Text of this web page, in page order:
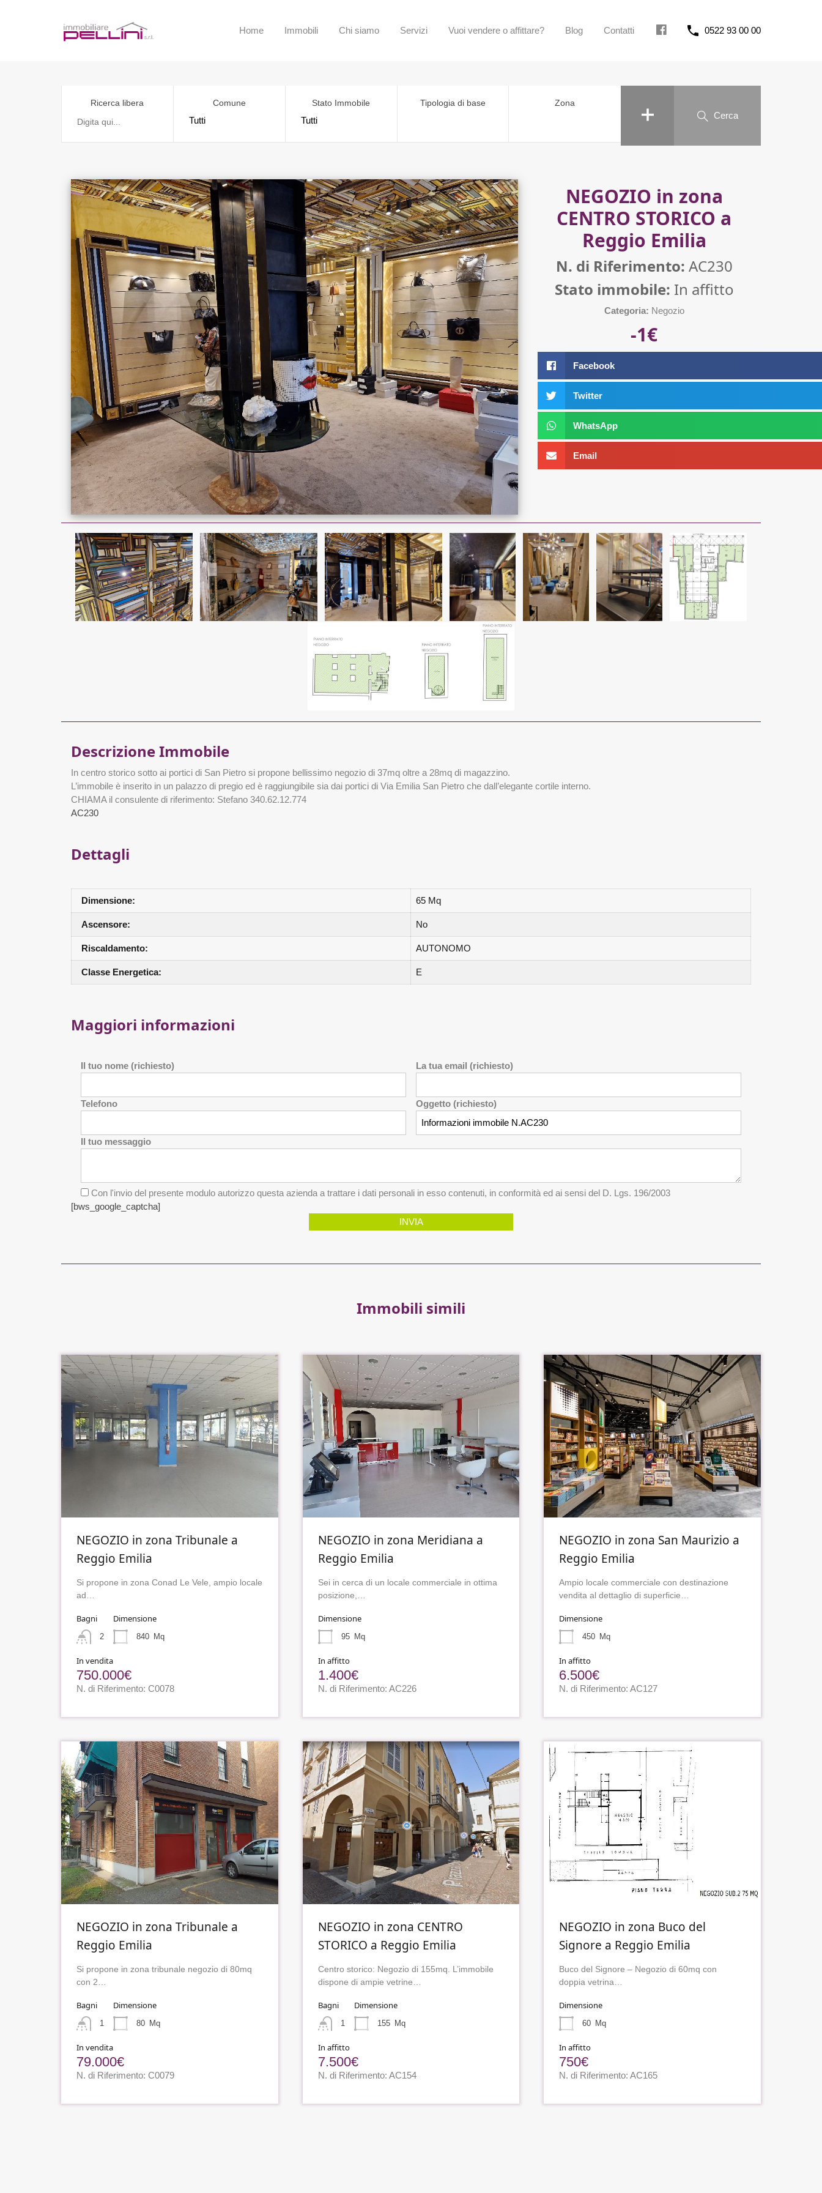
Home Immobili Chi siamo Servizi Vuoi vendere o affittare? Blog Contatti 0522 93 00 00
Ricerca libera Comune Stato Immobile Tipologia di base Zona
Cerca
NEGOZIO in zona
CENTRO STORICO a
Reggio Emilia
N. di Riferimento: AC230
Stato immobile: In affitto
Categoria: Negozio
-1€
Facebook
Twitter
WhatsApp
Email
Descrizione Immobile
In centro storico sotto ai portici di San Pietro si propone bellissimo negozio di 37mq oltre a 28mq di magazzino.
L’immobile è inserito in un palazzo di pregio ed è raggiungibile sia dai portici di Via Emilia San Pietro che dall’elegante cortile interno.
CHIAMA il consulente di riferimento: Stefano 340.62.12.774
AC230
Dettagli
Dimensione: 65 Mq
Ascensore: No
Riscaldamento: AUTONOMO
Classe Energetica: E
Maggiori informazioni
Il tuo nome (richiesto) La tua email (richiesto)
Telefono Oggetto (richiesto)
Il tuo messaggio
Con l'invio del presente modulo autorizzo questa azienda a trattare i dati personali in esso contenuti, in conformità ed ai sensi del D. Lgs. 196/2003
[bws_google_captcha]
INVIA
Immobili simili
NEGOZIO in zona Tribunale a
Reggio Emilia
Si propone in zona Conad Le Vele, ampio locale
ad…
Bagni
2
Dimensione
840 Mq
In vendita
750.000€
N. di Riferimento: C0078
NEGOZIO in zona Meridiana a
Reggio Emilia
Sei in cerca di un locale commerciale in ottima
posizione,…
Dimensione
95 Mq
In affitto
1.400€
N. di Riferimento: AC226
NEGOZIO in zona San Maurizio a
Reggio Emilia
Ampio locale commerciale con destinazione
vendita al dettaglio di superficie…
Dimensione
450 Mq
In affitto
6.500€
N. di Riferimento: AC127
NEGOZIO in zona Tribunale a
Reggio Emilia
Si propone in zona tribunale negozio di 80mq
con 2…
Bagni
1
Dimensione
80 Mq
In vendita
79.000€
N. di Riferimento: C0079
NEGOZIO in zona CENTRO
STORICO a Reggio Emilia
Centro storico: Negozio di 155mq. L’immobile
dispone di ampie vetrine…
Bagni
1
Dimensione
155 Mq
In affitto
7.500€
N. di Riferimento: AC154
NEGOZIO in zona Buco del
Signore a Reggio Emilia
Buco del Signore – Negozio di 60mq con
doppia vetrina…
Dimensione
60 Mq
In affitto
750€
N. di Riferimento: AC165